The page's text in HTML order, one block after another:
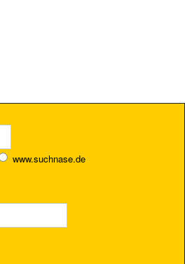
www.suchnase.de